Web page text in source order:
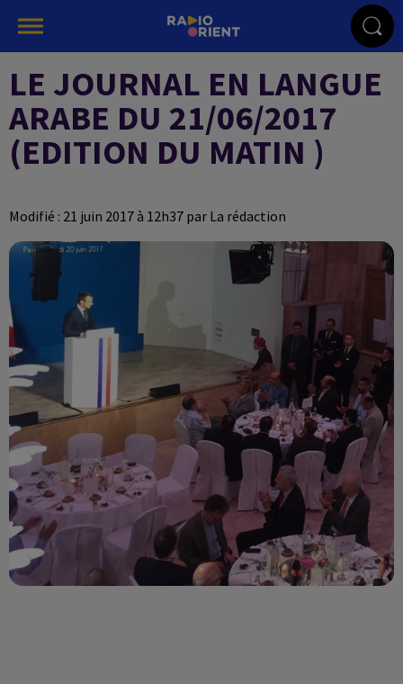
LE JOURNAL EN LANGUE
ARABE DU 21/06/2017
(EDITION DU MATIN )
Modifié : 21 juin 2017 à 12h37 par La rédaction